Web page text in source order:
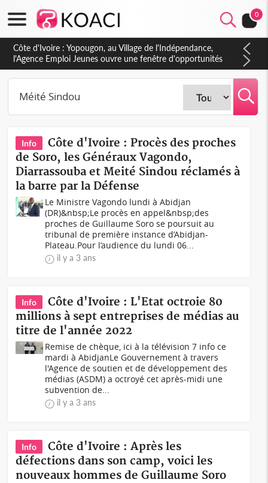
0
Côte d'Ivoire : Yopougon, au Village de l'Indépendance,
l'Agence Emploi Jeunes ouvre une fenêtre d'opportunités
pour la jeunesse ivoirienne
Info
Côte d'Ivoire : Procès des proches
de Soro, les Généraux Vagondo,
Diarrassouba et Meité Sindou réclamés à
la barre par la Défense
Le Ministre Vagondo lundi à Abidjan
(DR)&nbsp;Le procès en appel&nbsp;des
proches de Guillaume Soro se poursuit au
tribunal de première instance d’Abidjan-
Plateau.Pour l’audience du lundi 06...
il y a 3 ans
Info
Côte d'Ivoire : L'Etat octroie 80
millions à sept entreprises de médias au
titre de l'année 2022
Remise de chèque, ici à la télévision 7 info ce
mardi à AbidjanLe Gouvernement à travers
l'Agence de soutien et de développement des
médias (ASDM) a octroyé cet après-midi une
subvention de...
il y a 3 ans
Info
Côte d'Ivoire : Après les
défections dans son camp, voici les
nouveaux hommes de Guillaume Soro